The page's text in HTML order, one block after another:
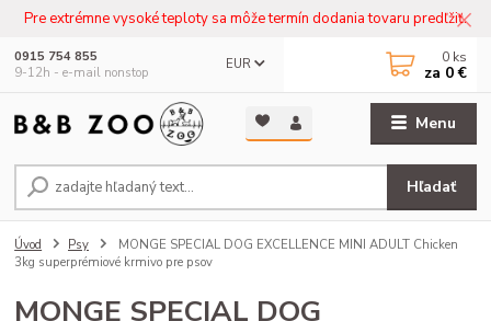
Pre extrémne vysoké teploty sa môže termín dodania tovaru predľžiť.
Menu
EUR
Hľadať
0915 754 855
9-12h - e-mail nonstop
0 ks
za 0 €
Úvod Psy
MONGE SPECIAL DOG EXCELLENCE MINI ADULT Chicken
3kg superprémiové krmivo pre psov
MONGE SPECIAL DOG